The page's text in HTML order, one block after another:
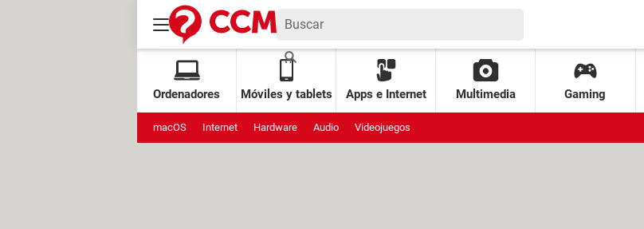
Ordenadores Móviles y tablets Apps e Internet Multimedia Gaming
macOS Internet Hardware Audio Videojuegos